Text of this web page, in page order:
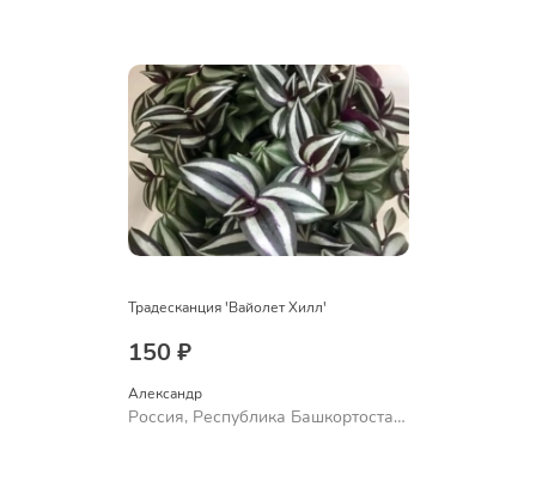
Традесканция 'Вайолет Хилл'
150 ₽
Александр
Россия, Республика Башкортостан,